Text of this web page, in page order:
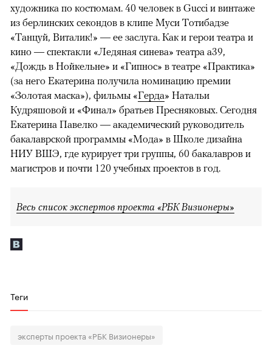
художника по костюмам. 40 человек в Gucci и винтаже
из берлинских секондов в клипе Муси Тотибадзе
«Танцуй, Виталик!» — ее заслуга. Как и герои театра и
кино — спектакли «Ледяная синева» театра а39,
«Дождь в Нойкельне» и «Гипнос» в театре «Практика»
(за него Екатерина получила номинацию премии
«Золотая маска»), фильмы «Герда» Натальи
Кудряшовой и «Финал» братьев Пресняковых. Сегодня
Екатерина Павелко — академический руководитель
бакалаврской программы «Мода» в Школе дизайна
НИУ ВШЭ, где курирует три группы, 60 бакалавров и
магистров и почти 120 учебных проектов в год.
Весь список экспертов проекта «РБК Визионеры»
Теги
эксперты проекта «РБК Визионеры»